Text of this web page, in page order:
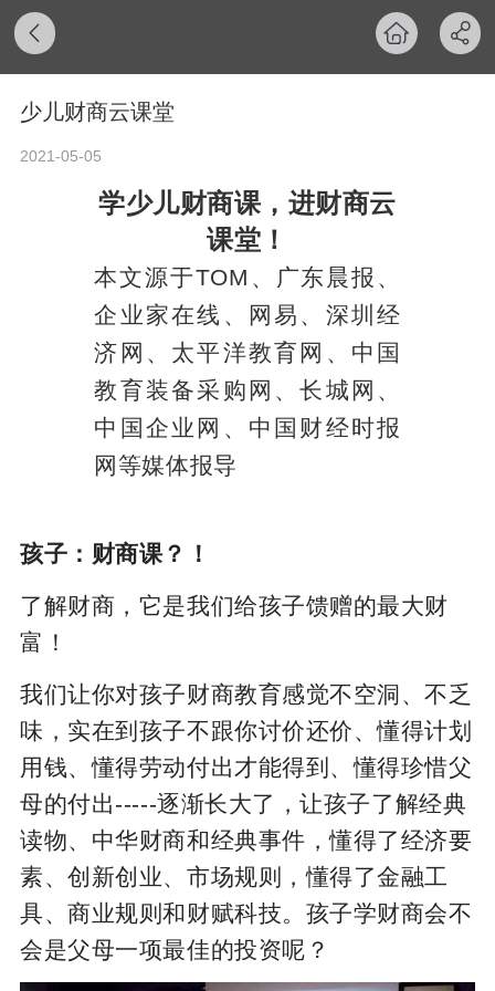
少儿财商云课堂
2021-05-05
学少儿财商课，进财商云
课堂！
本文源于TOM、广东晨报、
企业家在线、网易、深圳经
济网、太平洋教育网、中国
教育装备采购网、长城网、
中国企业网、中国财经时报
网等媒体报导
孩子：财商课？！
了解财商，它是我们给孩子馈赠的最大财
富！
我们让你对孩子财商教育感觉不空洞、不乏
味，实在到孩子不跟你讨价还价、懂得计划
用钱、懂得劳动付出才能得到、懂得珍惜父
母的付出-----逐渐长大了，让孩子了解经典
读物、中华财商和经典事件，懂得了经济要
素、创新创业、市场规则，懂得了金融工
具、商业规则和财赋科技。孩子学财商会不
会是父母一项最佳的投资呢？